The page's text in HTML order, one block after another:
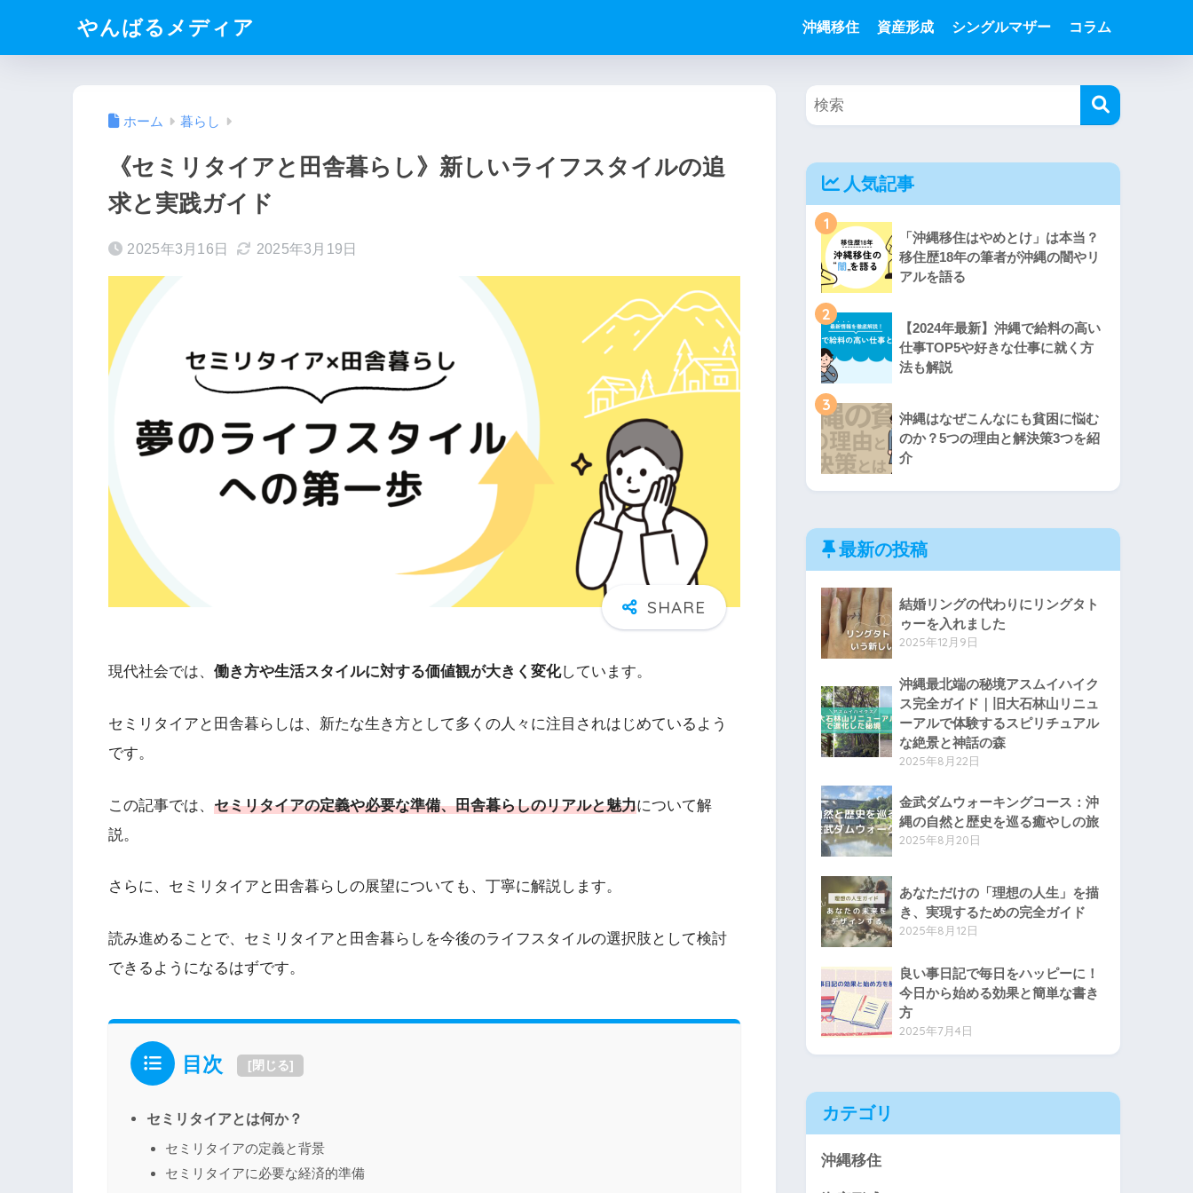
やんばるメディア 沖縄移住 資産形成 シングルマザー コラム
ホーム 暮らし
《セミリタイアと田舎暮らし》新しいライフスタイルの追
求と実践ガイド
2025年3月16日 2025年3月19日
現代社会では、 働き方や生活スタイルに対する価値観が大きく変化しています。
セミリタイアと田舎暮らしは、新たな生き方として多くの人々に注目されはじめているよう
です。
この記事では、 セミリタイアの定義や必要な準備、田舎暮らしのリアルと魅力について解
説。
さらに、セミリタイアと田舎暮らしの展望についても、丁寧に解説します。
読み進めることで、セミリタイアと田舎暮らしを今後のライフスタイルの選択肢として検討
できるようになるはずです。
目次 [閉じる]
セミリタイアとは何か？
セミリタイアの定義と背景
セミリタイアに必要な経済的準備
人気記事
1
「沖縄移住はやめとけ」は本当？
移住歴18年の筆者が沖縄の闇やリ
アルを語る
2
【2024年最新】沖縄で給料の高い
仕事TOP5や好きな仕事に就く方
法も解説
3
沖縄はなぜこんなにも貧困に悩む
のか？5つの理由と解決策3つを紹
介
最新の投稿
結婚リングの代わりにリングタト
ゥーを入れました
2025年12月9日
沖縄最北端の秘境アスムイハイク
ス完全ガイド｜旧大石林山リニュ
ーアルで体験するスピリチュアル
な絶景と神話の森
2025年8月22日
金武ダムウォーキングコース：沖
縄の自然と歴史を巡る癒やしの旅
2025年8月20日
あなただけの「理想の人生」を描
き、実現するための完全ガイド
2025年8月12日
良い事日記で毎日をハッピーに！
今日から始める効果と簡単な書き
方
2025年7月4日
カテゴリ
沖縄移住